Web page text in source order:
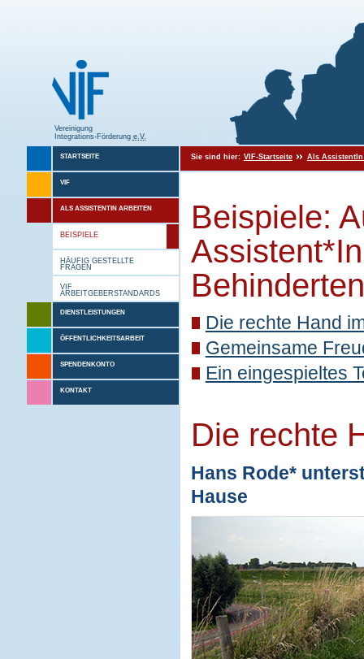
Vereinigung
Integrations-Förderung e.V.
STARTSEITE
VIF
ALS ASSISTENTIN ARBEITEN
BEISPIELE
HÄUFIG GESTELLTE
FRAGEN
VIF
ARBEITGEBERSTANDARDS
DIENSTLEISTUNGEN
ÖFFENTLICHKEITSARBEIT
SPENDENKONTO
KONTAKT
Sie sind hier: VIF-Startseite Als
Beispiele:
Die rechte Hand
Gemeinsame
Ein eingespieltes
Die rechte
Hans Rode*
Hause